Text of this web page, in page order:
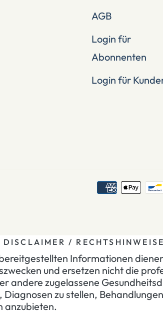
AGB
Login für
Abonnenten
Login für
DISCLAIMER / RECHTSHINWEISE
Informationen
und ersetzen nicht die
andere zugelassene
zu stellen,
anzubieten.